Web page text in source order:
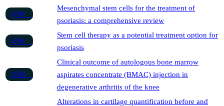
피부
Mesenchymal stem cells for the treatment of
psoriasis: a comprehensive review
피부
Stem cell therapy as a potential treatment option for
psoriasis
정형
Clinical outcome of autologous bone marrow
aspirates concentrate (BMAC) injection in
degenerative arthritis of the knee
Alterations in cartilage quantification before and